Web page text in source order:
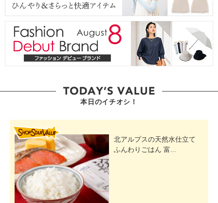
本日のイチオシ！
北アルプスの天然水仕立て
ふんわりごはん 富...